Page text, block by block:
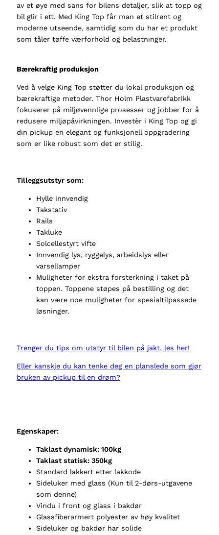
b
2
0
1
0
2
2
,
g
l
s
av et øye med sans for bilens detaljer, slik at topp og
bil glir i ett. Med King Top får man et stilrent og
moderne utseende, samtidig som du har et produkt
som tåler tøffe værforhold og belastninger.
Bærekraftig produksjon
Ved å velge King Top støtter du lokal produksjon og
bærekraftige metoder. Thor Holm Plastvarefabrikk
fokuserer på miljøvennlige prosesser og jobber for å
redusere miljøpåvirkningen. Investèr i King Top og gi
din pickup en elegant og funksjonell oppgradering
som er like robust som det er stilig.
Tilleggsutstyr som:
Hylle innvendig
Takstativ
Rails
Takluke
Solcellestyrt vifte
Innvendig lys, ryggelys, arbeidslys eller
varsellamper
Muligheter for ekstra forsterkning i taket på
toppen. Toppene støpes på bestilling og det
kan være noe muligheter for spesialtilpassede
løsninger.
Trenger du tips om utstyr til bilen på jakt, les her!
Eller kanskje du kan tenke deg en planslede som gjør
bruken av pickup til en drøm?
Egenskaper:
Taklast dynamisk: 100kg
Taklast statisk: 350kg
Standard lakkert etter lakkode
Sideluker med glass (Kun til 2-dørs-utgavene
som denne)
Vindu i front og glass i bakdør
Glassfiberarmert polyester av høy kvalitet
Sideluker og bakdør har solide